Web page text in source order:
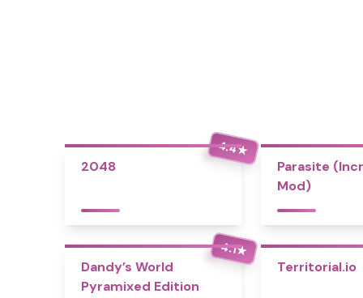
4.4★
2048
Parasite
Mod)
4.1★
Dandy’s World
Pyramixed Edition
Territorial.io